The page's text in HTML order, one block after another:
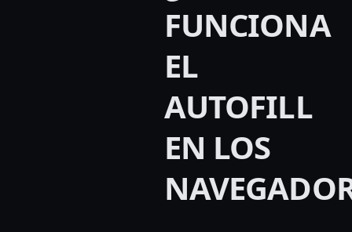
FUNCIONA
EL
AUTOFILL
EN LOS